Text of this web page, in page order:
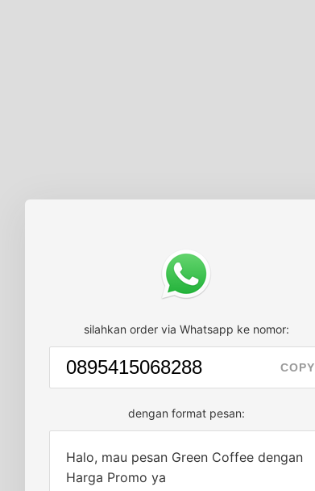
silahkan order via Whatsapp ke nomor:
COPY
dengan format pesan:
Halo, mau pesan Green Coffee dengan
Harga Promo ya